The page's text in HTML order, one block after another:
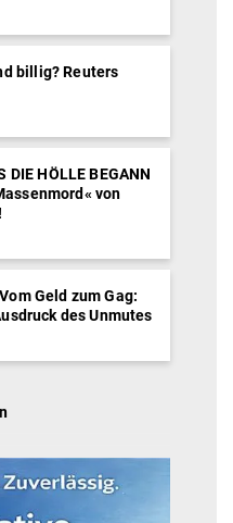
billig? Reuters
DIE HÖLLE BEGANN
von
Geld zum Gag:
des Unmutes